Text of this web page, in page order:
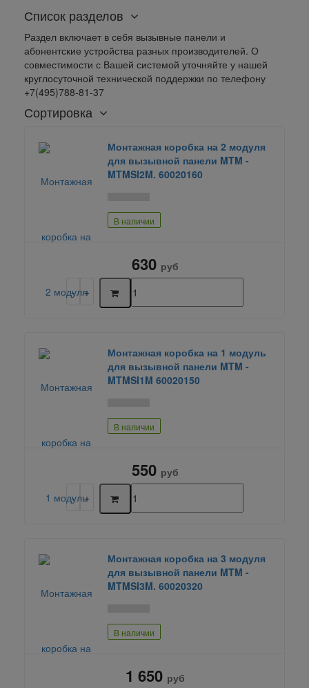
Список разделов
Раздел включает в себя вызывные панели и
абонентские устройства разных производителей. О
совместимости с Вашей системой уточняйте у нашей
круглосуточной технической поддержки по телефону
+7(495)788-81-37
Сортировка
Монтажная коробка на 2 модуля
для вызывной панели MTM -
MTMSI2M. 60020160
В наличии
630 руб
Монтажная коробка на 1 модуль
для вызывной панели MTM -
MTMSI1M 60020150
В наличии
550 руб
Монтажная коробка на 3 модуля
для вызывной панели MTM -
MTMSI3M. 60020320
В наличии
1 650 руб